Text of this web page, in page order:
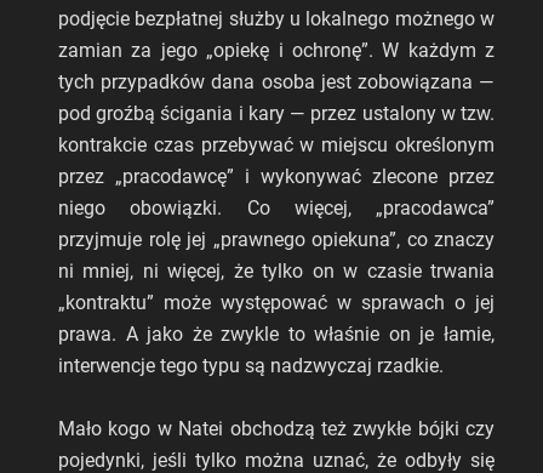
podjęcie bezpłatnej służby u lokalnego możnego w
zamian za jego „opiekę i ochronę”. W każdym z
tych przypadków dana osoba jest zobowiązana —
pod groźbą ścigania i kary — przez ustalony w tzw.
kontrakcie czas przebywać w miejscu określonym
przez „pracodawcę” i wykonywać zlecone przez
niego obowiązki. Co więcej, „pracodawca”
przyjmuje rolę jej „prawnego opiekuna”, co znaczy
ni mniej, ni więcej, że tylko on w czasie trwania
„kontraktu” może występować w sprawach o jej
prawa. A jako że zwykle to właśnie on je łamie,
interwencje tego typu są nadzwyczaj rzadkie.
Mało kogo w Natei obchodzą też zwykłe bójki czy
pojedynki, jeśli tylko można uznać, że odbyły się